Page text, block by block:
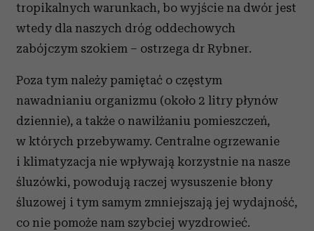
tropikalnych warunkach, bo wyjście na dwór jest
wtedy dla naszych dróg oddechowych
zabójczym szokiem – ostrzega dr Rybner.
Poza tym należy pamiętać o częstym
nawadnianiu organizmu (około 2 litry płynów
dziennie), a także o nawilżaniu pomieszczeń,
w których przebywamy. Centralne ogrzewanie
i klimatyzacja nie wpływają korzystnie na nasze
śluzówki, powodują raczej wysuszenie błony
śluzowej i tym samym zmniejszają jej wydajność,
co nie pomoże nam szybciej wyzdrowieć.